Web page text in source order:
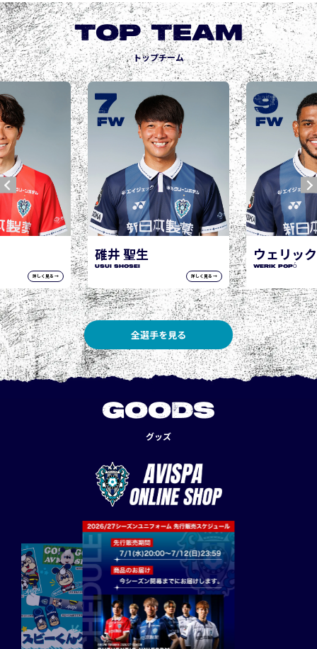
TOP TEAM
トップチーム
詳しく見る →
ウェリック ポポ
WERIK POPÓ
詳しく見る →
9
FW
城後 寿
JOGO Hisashi
10
FW
全選手を見る
GOODS
グッズ